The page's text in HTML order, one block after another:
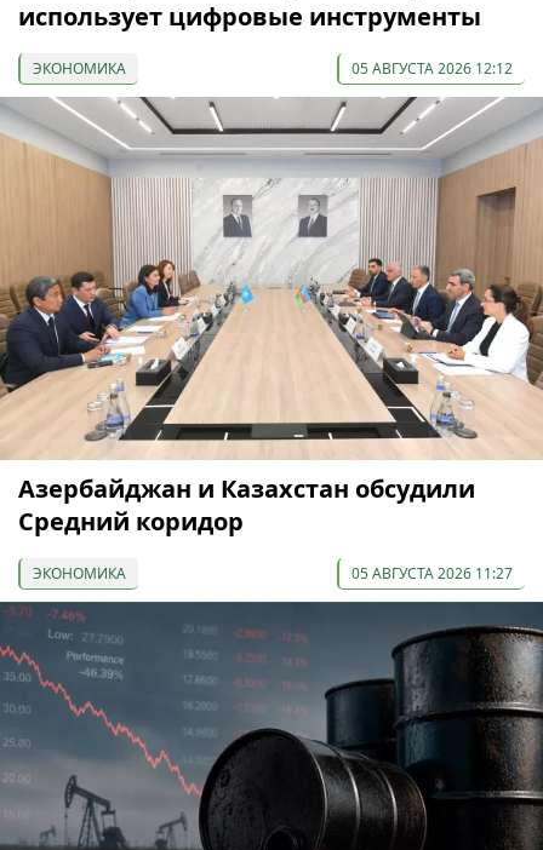
использует цифровые инструменты
ЭКОНОМИКА 05 АВГУСТА 2026 12:12
Азербайджан и Казахстан обсудили
Средний коридор
ЭКОНОМИКА 05 АВГУСТА 2026 11:27